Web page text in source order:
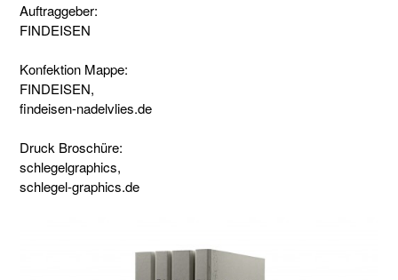
Auftraggeber:
FINDEISEN
Konfektion Mappe:
FINDEISEN,
findeisen-nadelvlies.de
Druck Broschüre:
schlegelgraphics,
schlegel-graphics.de